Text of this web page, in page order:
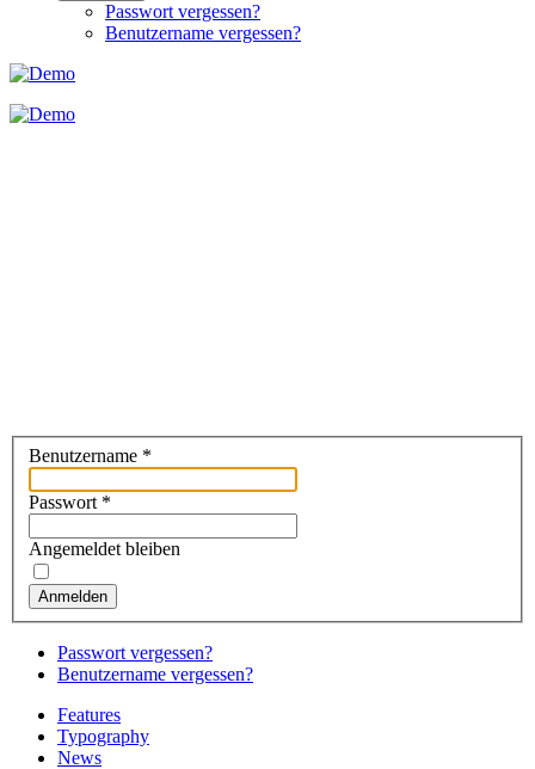
Passwort vergessen?
Benutzername vergessen?
Benutzername *
Passwort *
Angemeldet bleiben
Anmelden
Passwort vergessen?
Benutzername vergessen?
Features
Typography
News